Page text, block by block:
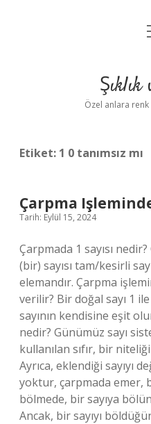
Özel anlara
Etiket: 1 0 tanımsız mı
Çarpma
Tarih: Eylül 15, 2024
Çarpmada 1 sayısı
(bir) sayısı tam/kesirli
elemandır. Çarpma
verilir? Bir doğal sayı 1 ile
sayının kendisine eşit
nedir? Günümüz sayı
kullanılan sıfır, bir
Ayrıca, eklendiği sayıyı
yoktur, çarpmada emer,
bölmede, bir sayıya
Ancak, bir sayıyı